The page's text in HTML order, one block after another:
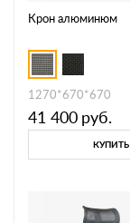
Крон алюминюм
1270*670*670
41 400 руб.
КУПИТЬ